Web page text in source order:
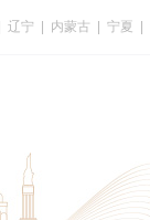
辽宁 内蒙古 宁夏